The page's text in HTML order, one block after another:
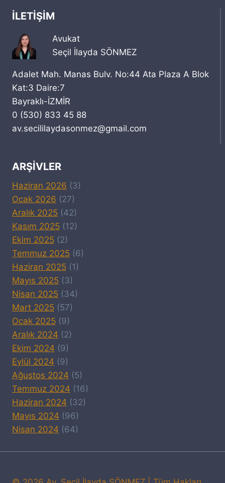
İLETIŞIM
Avukat
Seçil İlayda SÖNMEZ
Adalet Mah. Manas Bulv. No:44 Ata Plaza A Blok
Kat:3 Daire:7
Bayraklı-İZMİR
0 (530) 833 45 88
av.secililaydasonmez@gmail.com
ARŞIVLER
Haziran 2026 (3)
Ocak 2026 (27)
Aralık 2025 (42)
Kasım 2025 (12)
Ekim 2025 (2)
Temmuz 2025 (6)
Haziran 2025 (1)
Mayıs 2025 (3)
Nisan 2025 (34)
Mart 2025 (57)
Ocak 2025 (9)
Aralık 2024 (2)
Ekim 2024 (9)
Eylül 2024 (9)
Ağustos 2024 (5)
Temmuz 2024 (16)
Haziran 2024 (32)
Mayıs 2024 (96)
Nisan 2024 (64)